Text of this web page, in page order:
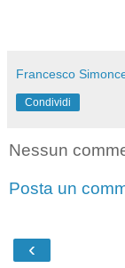
Francesco
Condividi
Nessun
Posta un
‹